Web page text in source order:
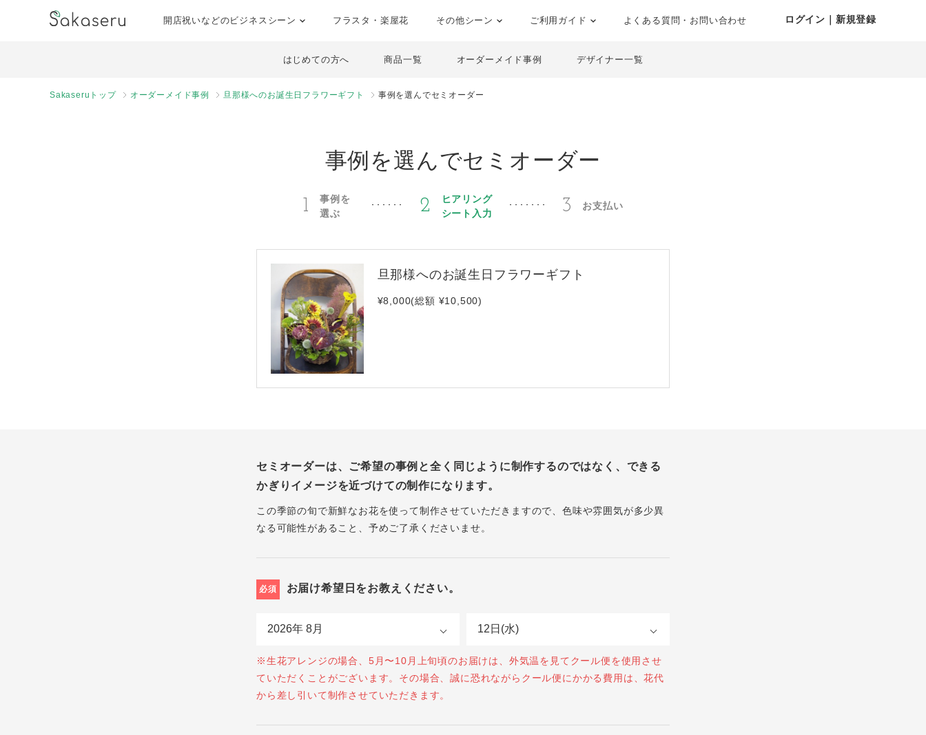
開店祝いなどのビジネスシーン フラスタ・楽屋花 その他シーン ご利用ガイド よくある質問・お問い合わせ ログイン｜新規登録
はじめての方へ 商品一覧 オーダーメイド事例 デザイナー一覧
Sakaseruトップ オーダーメイド事例 旦那様へのお誕生日フラワーギフト 事例を選んでセミオーダー
事例を選んでセミオーダー
1
事例を
選ぶ
2
ヒアリング
シート入力
3 お支払い
旦那様へのお誕生日フラワーギフト
¥8,000(総額 ¥10,500)
セミオーダーは、ご希望の事例と全く同じように制作するのではなく、できる
かぎりイメージを近づけての制作になります。
この季節の旬で新鮮なお花を使って制作させていただきますので、色味や雰囲気が多少異
なる可能性があること、予めご了承くださいませ。
必須 お届け希望日をお教えください。
※生花アレンジの場合、5月〜10月上旬頃のお届けは、外気温を見てクール便を使用させ
ていただくことがございます。その場合、誠に恐れながらクール便にかかる費用は、花代
から差し引いて制作させていただきます。